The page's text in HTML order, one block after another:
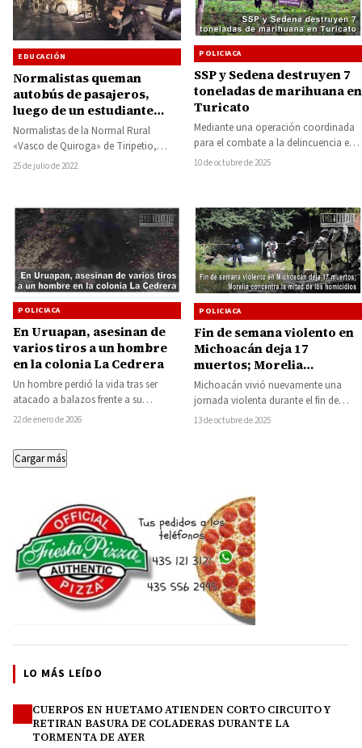
EDUCACIÓN
Normalistas queman
autobús de pasajeros,
luego de un estudiante
resultó lesionado al
realizar acciones de
boteto
Normalistas de la Normal Rural
«Vasco de Quiroga» de Tiripetio,
quemaron un autobús en el kilómetro
25 de julio de 2022
POLICIACA
SSP y Sedena destruyen 7
toneladas de marihuana en
Turicato
Mediante una operación coordinada
para el combate a la delincuencia en
zonas serranas de Turicato, personal
10 de octubre de 2025
POLICIACA
En Uruapan, asesinan de
varios tiros a un hombre
en la colonia La Cedrera
Un hombre perdió la vida tras ser
atacado a balazos frente a su
domicilio, durante los primeros
22 de enero de 2026
POLICIACA
Fin de semana violento en
Michoacán deja 17
muertos; Morelia
concentra la mitad de los
homicidios
Michoacán vivió nuevamente una
jornada violenta durante el fin de
semana, con saldo de 17 personas
13 de octubre de 2025
Cargar más
LO MÁS LEÍDO
CUERPOS EN HUETAMO ATIENDEN CORTO CIRCUITO Y
RETIRAN BASURA DE COLADERAS DURANTE LA
TORMENTA DE AYER